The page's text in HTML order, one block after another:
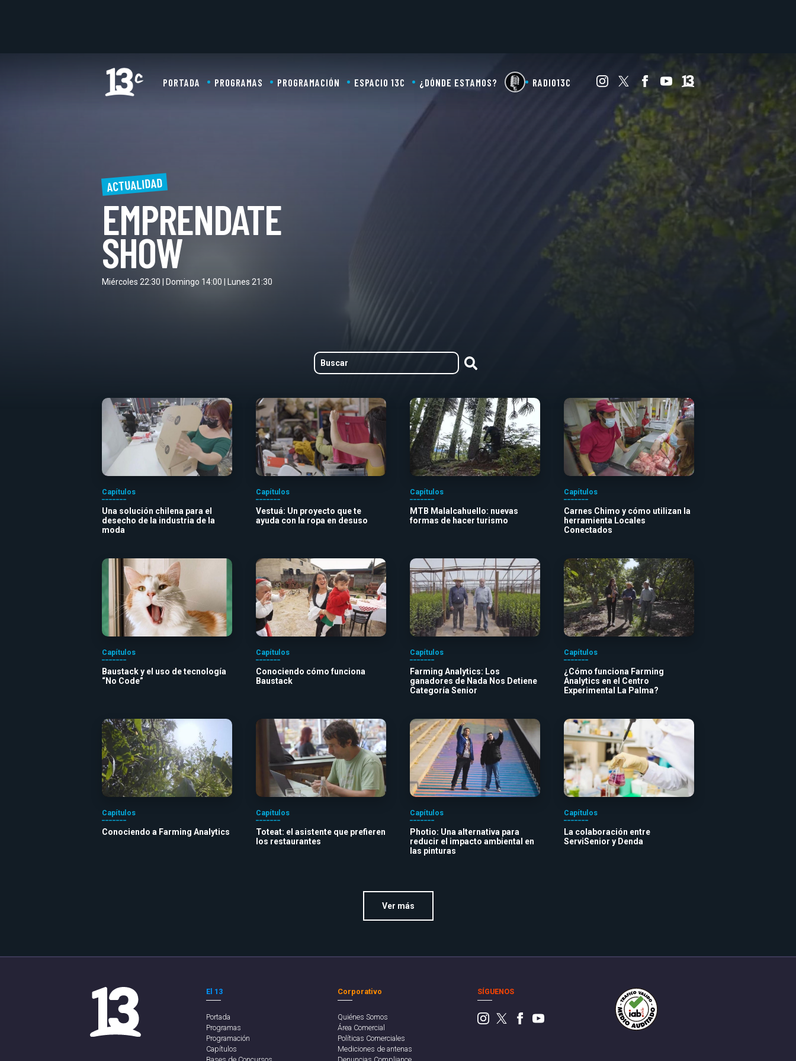
PORTADA PROGRAMAS PROGRAMACIÓN ESPACIO 13C ¿DÓNDE ESTAMOS? RADIO13C
ACTUALIDAD
EMPRENDATE
SHOW
Miércoles 22:30 | Domingo 14:00 | Lunes 21:30
Capítulos
Una solución chilena para el
desecho de la industria de la
moda
Capítulos
Vestuá: Un proyecto que te
ayuda con la ropa en desuso
Capítulos
MTB Malalcahuello: nuevas
formas de hacer turismo
Capítulos
Carnes Chimo y cómo utilizan la
herramienta Locales
Conectados
Capítulos
Baustack y el uso de tecnología
“No Code”
Capítulos
Conociendo cómo funciona
Baustack
Capítulos
Farming Analytics: Los
ganadores de Nada Nos Detiene
Categoría Senior
Capítulos
¿Cómo funciona Farming
Analytics en el Centro
Experimental La Palma?
Capítulos
Conociendo a Farming Analytics
Capítulos
Toteat: el asistente que prefieren
los restaurantes
Capítulos
Photio: Una alternativa para
reducir el impacto ambiental en
las pinturas
Capítulos
La colaboración entre
ServiSenior y Denda
Ver más
El 13
Portada
Programas
Programación
Capítulos
Corporativo
Quiénes Somos
Área Comercial
Políticas Comerciales
Mediciones de antenas
SÍGUENOS